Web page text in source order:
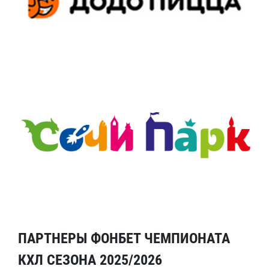
ПАРТНЕРЫ ФОНБЕТ ЧЕМПИОНАТА
КХЛ СЕЗОНА 2025/2026